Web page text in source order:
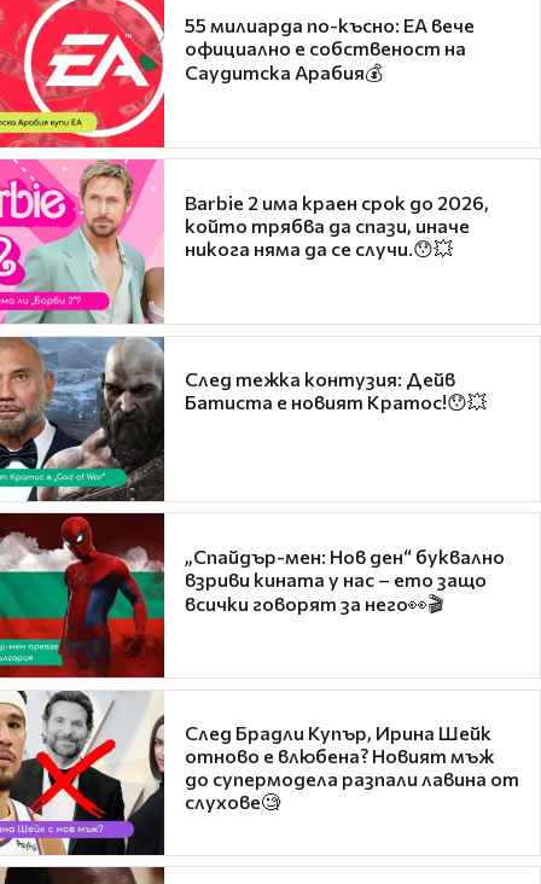
55 милиарда по-късно: EA вече
официално е собственост на
Саудитска Арабия💰
Barbie 2 има краен срок до 2026,
който трябва да спази, иначе
никога няма да се случи.😯💥
След тежка контузия: Дейв
Батиста е новият Кратос!😯💥
„Спайдър-мен: Нов ден“ буквално
взриви кината у нас – ето защо
всички говорят за него👀🎬
След Брадли Купър, Ирина Шейк
отново е влюбена? Новият мъж
до супермодела разпали лавина от
слухове🧐